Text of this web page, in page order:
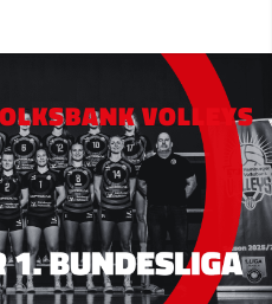
VOLLEYS